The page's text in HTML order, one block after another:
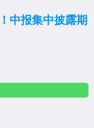
中报集中披露期